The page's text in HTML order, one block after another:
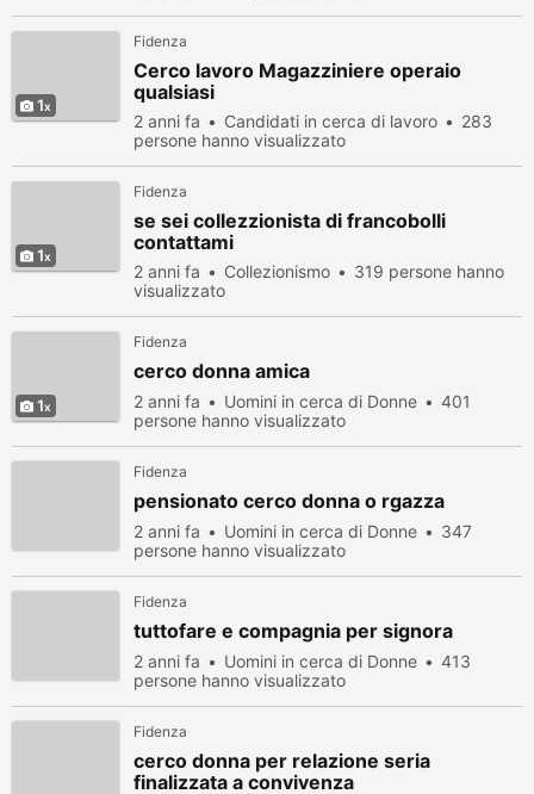
1
Fidenza
Cerco lavoro Magazziniere operaio
qualsiasi
2 anni fa Candidati in cerca di lavoro
283
persone hanno visualizzato
1
Fidenza
se sei collezzionista di francobolli
contattami
2 anni fa Collezionismo
319 persone hanno
visualizzato
1
Fidenza
cerco donna amica
2 anni fa Uomini in cerca di Donne
401
persone hanno visualizzato
Fidenza
pensionato cerco donna o rgazza
2 anni fa Uomini in cerca di Donne
347
persone hanno visualizzato
Fidenza
tuttofare e compagnia per signora
2 anni fa Uomini in cerca di Donne
413
persone hanno visualizzato
Fidenza
cerco donna per relazione seria
finalizzata a convivenza